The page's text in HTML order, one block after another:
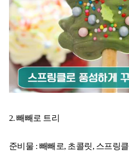
2. 빼빼로 트리
준비물 : 빼빼로, 초콜릿, 스프링클